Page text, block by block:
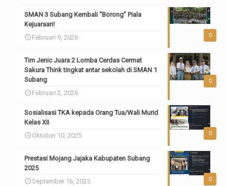
0
SMAN 3 Subang Kembali “Borong” Piala
Kejuaraan!
Februari 9, 2026
0
Tim Jenic Juara 2 Lomba Cerdas Cermat
Sakura Think tingkat antar sekolah di SMAN 1
Subang
Februari 2, 2026
0
Sosialisasi TKA kepada Orang Tua/Wali Murid
Kelas XII
Oktober 10, 2025
0
Prestasi Mojang Jajaka Kabupaten Subang
2025
September 16, 2025